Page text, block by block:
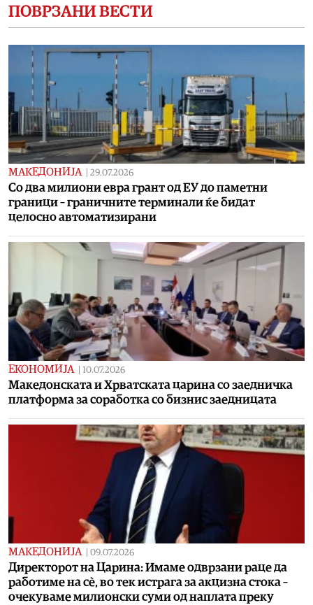
ПОВРЗАНИ ВЕСТИ
МАКЕДОНИЈА 29.07.2026
Со два милиони евра грант од ЕУ до паметни
граници – граничните терминали ќе бидат
целосно автоматизирани
ЕКОНОМИЈА 10.07.2026
Македонската и Хрватската царина со заедничка
платформа за соработка со бизнис заедницата
МАКЕДОНИЈА 09.07.2026
Директорот на Царина: Имаме одврзани раце да
работиме на сè, во тек истрага за акцизна стока –
очекуваме милионски суми од наплата преку